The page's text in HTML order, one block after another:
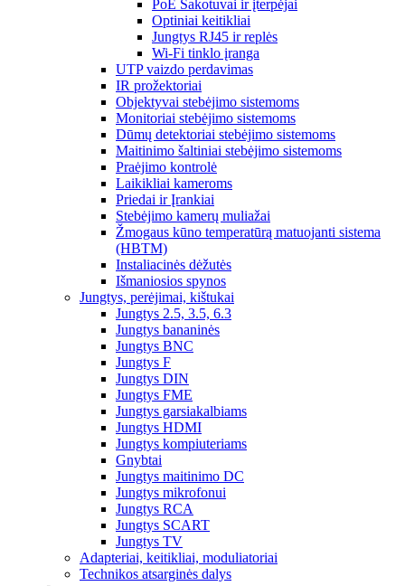
PoE Šakotuvai ir įterpėjai
Optiniai keitikliai
Jungtys RJ45 ir replės
Wi-Fi tinklo įranga
UTP vaizdo perdavimas
IR prožektoriai
Objektyvai stebėjimo sistemoms
Monitoriai stebėjimo sistemoms
Dūmų detektoriai stebėjimo sistemoms
Maitinimo šaltiniai stebėjimo sistemoms
Praėjimo kontrolė
Laikikliai kameroms
Priedai ir Įrankiai
Stebėjimo kamerų muliažai
Žmogaus kūno temperatūrą matuojanti sistema
(HBTM)
Instaliacinės dėžutės
Išmaniosios spynos
Jungtys, perėjimai, kištukai
Jungtys 2.5, 3.5, 6.3
Jungtys bananinės
Jungtys BNC
Jungtys F
Jungtys DIN
Jungtys FME
Jungtys garsiakalbiams
Jungtys HDMI
Jungtys kompiuteriams
Gnybtai
Jungtys maitinimo DC
Jungtys mikrofonui
Jungtys RCA
Jungtys SCART
Jungtys TV
Adapteriai, keitikliai, moduliatoriai
Technikos atsarginės dalys